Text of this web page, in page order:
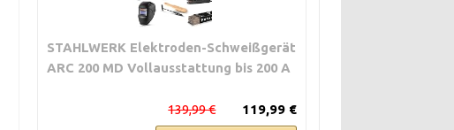
STAHLWERK Elektroden-Schweißgerät
ARC 200 MD Vollausstattung bis 200 A
119,99 €
139,99 €